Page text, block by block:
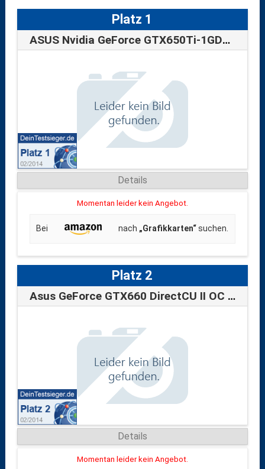
Platz 1
ASUS Nvidia GeForce GTX650Ti-1GD5 Grafik…
Details
Momentan leider kein Angebot.
Bei nach „Grafikkarten“suchen.
Platz 2
Asus GeForce GTX660 DirectCU II OC Grafi…
Details
Momentan leider kein Angebot.